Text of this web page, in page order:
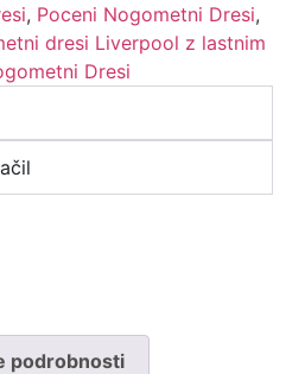
, Poceni Nogometni Dresi,
dresi Liverpool z lastnim
Dresi
podrobnosti